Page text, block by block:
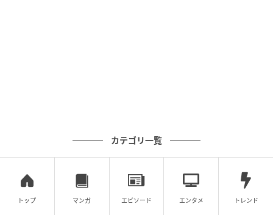
加藤シゲアキさんは、NEWSのメンバーとして活動を
続けながら、小説家としても着実に実績を重ねていま
す。小説執筆にとどまらず、原作・脚本・監督・主演
を務めた
ショートフィルム『渋谷と1と0と』
を制作し
ています。作家デビュー10周年企画も実施されるな
カテゴリ一覧
トップ マンガ エピソード エンタメ トレンド